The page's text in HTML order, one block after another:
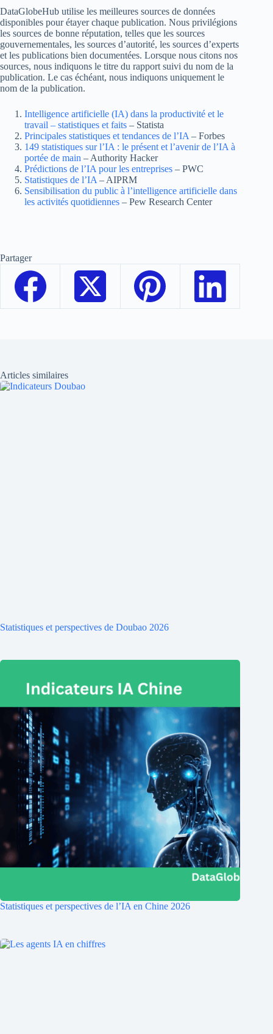
DataGlobeHub utilise les meilleures sources de données
disponibles pour étayer chaque publication. Nous privilégions
les sources de bonne réputation, telles que les sources
gouvernementales, les sources d’autorité, les sources d’experts
et les publications bien documentées. Lorsque nous citons nos
sources, nous indiquons le titre du rapport suivi du nom de la
publication. Le cas échéant, nous indiquons uniquement le
nom de la publication.
Intelligence artificielle (IA) dans la productivité et le
travail – statistiques et faits – Statista
Principales statistiques et tendances de l’IA – Forbes
149 statistiques sur l’IA : le présent et l’avenir de l’IA à
portée de main – Authority Hacker
Prédictions de l’IA pour les entreprises – PWC
Statistiques de l’IA – AIPRM
Sensibilisation du public à l’intelligence artificielle dans
les activités quotidiennes – Pew Research Center
Partager
Articles similaires
Statistiques et perspectives de Doubao 2026
Statistiques et perspectives de l’IA en Chine 2026